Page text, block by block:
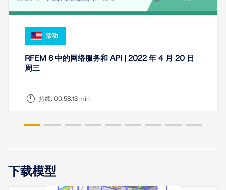
活动
RFEM 6 中的网络服务和 API | 2022 年 4 月 20 日
周三
持续: 00:58:13 min
下载模型